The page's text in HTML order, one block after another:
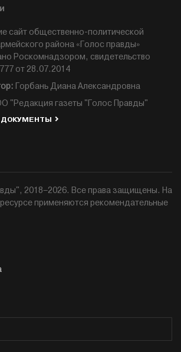
сайт общественно-политической
района «Голос правды»
Роскомнадзором, свидетельство
от 28.07.2014
Горбань Диана Александровна
"Редакция газеты "Голос Правды"
2018–2026. Все права защищены. На
применяются рекомендательные